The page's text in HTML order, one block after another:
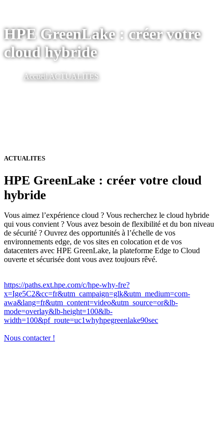
HPE GreenLake : créer votre
cloud hybride
AccueilACTUALITES
ACTUALITES
HPE GreenLake : créer votre cloud
hybride
Vous aimez l’expérience cloud ? Vous recherchez le cloud hybride
qui vous convient ? Vous avez besoin de flexibilité et du bon niveau
de sécurité ? Ouvrez des opportunités à l’échelle de vos
environnements edge, de vos sites en colocation et de vos
datacenters avec HPE GreenLake, la plateforme Edge to Cloud
ouverte et sécurisée dont vous avez toujours rêvé.
https://paths.ext.hpe.com/c/hpe-why-fre?
x=Ige5C2&cc=fr&utm_campaign=glk&utm_medium=com-
awa&lang=fr&utm_content=video&utm_source=or&lb-
mode=overlay&lb-height=100&lb-
width=100&pf_route=uc1whyhpegreenlake90sec
Nous contacter !